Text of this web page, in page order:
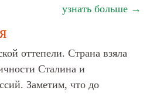
узнать больше →
оттепели. Страна взяла
Сталина и
Заметим, что до